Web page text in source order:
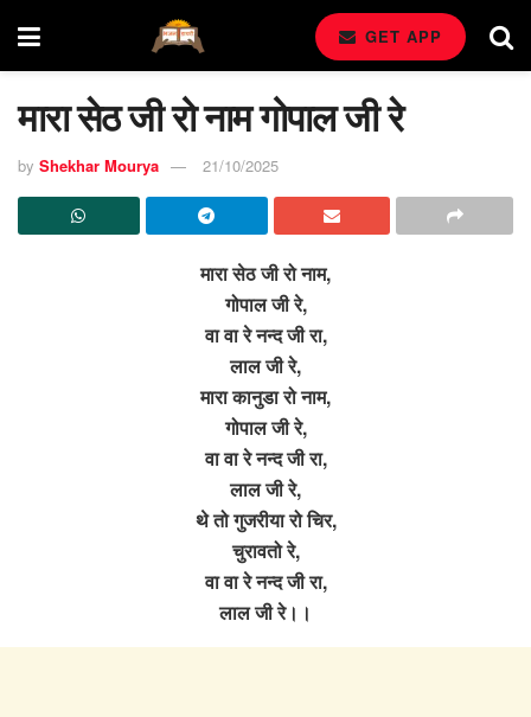
GET APP
मारा सेठ जी रो नाम गोपाल जी रे
by Shekhar Mourya 21/10/2025
मारा सेठ जी रो नाम,
गोपाल जी रे,
वा वा रे नन्द जी रा,
लाल जी रे,
मारा कानुडा रो नाम,
गोपाल जी रे,
वा वा रे नन्द जी रा,
लाल जी रे,
थे तो गुजरीया रो चिर,
चुरावतो रे,
वा वा रे नन्द जी रा,
लाल जी रे।।